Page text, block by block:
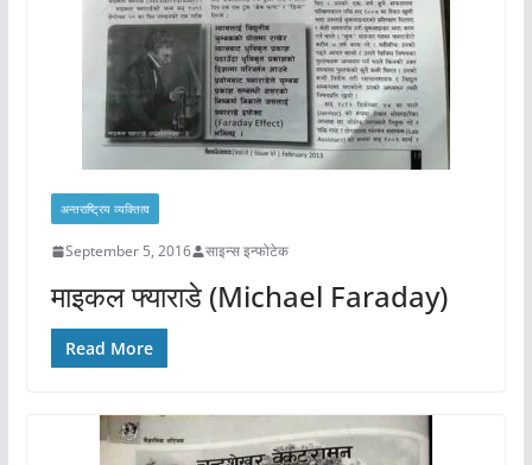
अन्तराष्ट्रिय व्यक्तित्व
September 5, 2016 साइन्स इन्फोटेक
माइकल फ्याराडे (Michael Faraday)
Read More